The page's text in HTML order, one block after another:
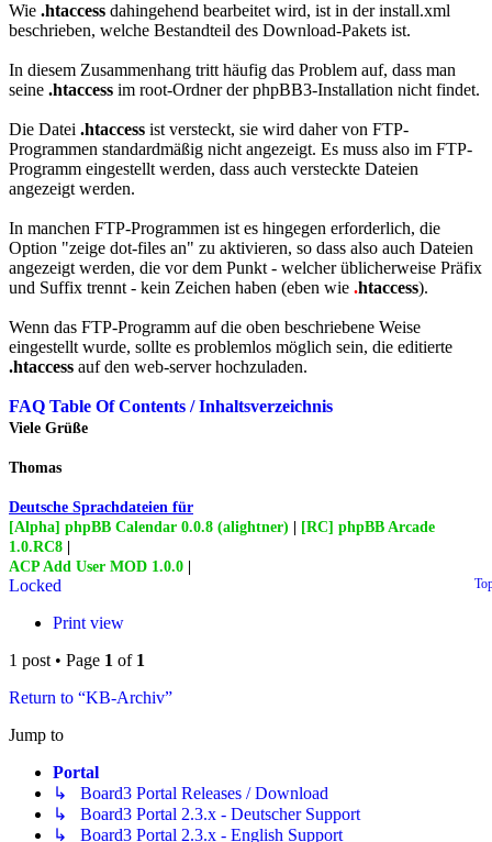
Wie .htaccess dahingehend bearbeitet wird, ist in der install.xml
beschrieben, welche Bestandteil des Download-Pakets ist.
In diesem Zusammenhang tritt häufig das Problem auf, dass man
seine .htaccess im root-Ordner der phpBB3-Installation nicht findet.
Die Datei .htaccess ist versteckt, sie wird daher von FTP-
Programmen standardmäßig nicht angezeigt. Es muss also im FTP-
Programm eingestellt werden, dass auch versteckte Dateien
angezeigt werden.
In manchen FTP-Programmen ist es hingegen erforderlich, die
Option "zeige dot-files an" zu aktivieren, so dass also auch Dateien
angezeigt werden, die vor dem Punkt - welcher üblicherweise Präfix
und Suffix trennt - kein Zeichen haben (eben wie .htaccess).
Wenn das FTP-Programm auf die oben beschriebene Weise
eingestellt wurde, sollte es problemlos möglich sein, die editierte
.htaccess auf den web-server hochzuladen.
FAQ Table Of Contents / Inhaltsverzeichnis
Viele Grüße
Thomas
Deutsche Sprachdateien für
[Alpha] phpBB Calendar 0.0.8 (alightner)
[RC] phpBB Arcade
1.0.RC8
ACP Add User MOD 1.0.0
Locked
Print view
1 post • Page 1 of 1
Return to “KB-Archiv”
Jump to
Portal
↳ Board3 Portal Releases / Download
↳ Board3 Portal 2.3.x - Deutscher Support
↳ Board3 Portal 2.3.x - English Support